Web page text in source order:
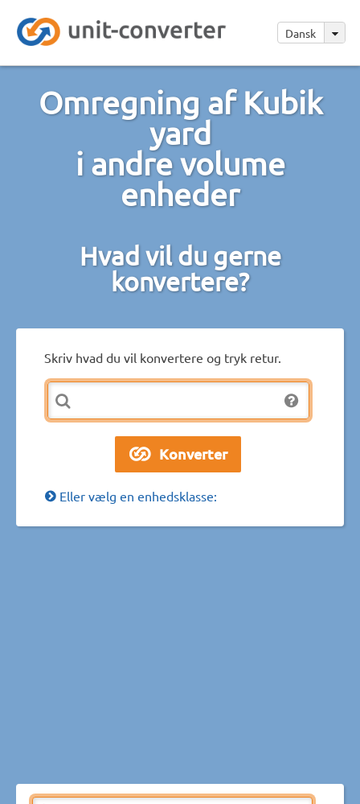
Dansk
Omregning af Kubik
yard
i andre volume
enheder
Hvad vil du gerne
konvertere?
Skriv hvad du vil konvertere og tryk retur.
Eller vælg en enhedsklasse: